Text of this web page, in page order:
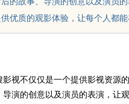
优质的观影体验，让每个人都
视不仅仅是一个提供影视资源
演的创意以及演员的表演，让
秘！专业充电桩项目软件开发